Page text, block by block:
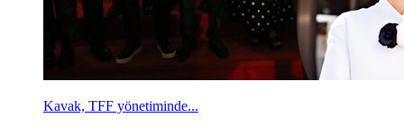
Kavak, TFF yönetiminde...